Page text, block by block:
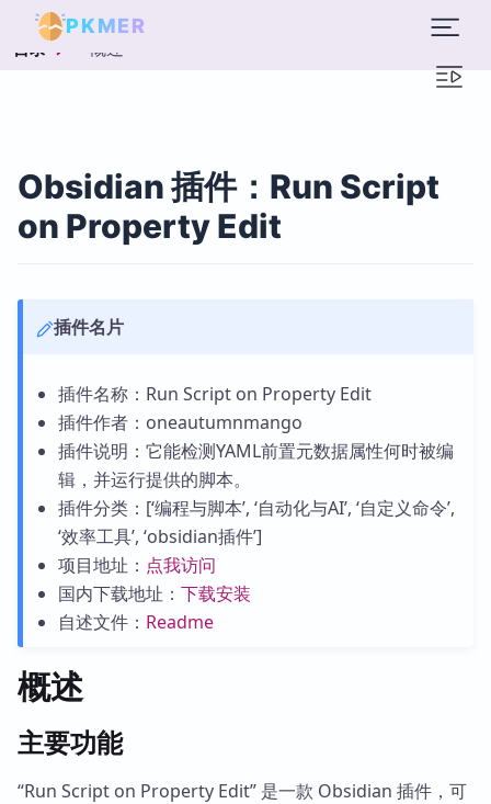
PKMER
目录 概述
Obsidian 插件：Run Script
on Property Edit
插件名片
插件名称：Run Script on Property Edit
插件作者：oneautumnmango
插件说明：它能检测YAML前置元数据属性何时被编
辑，并运行提供的脚本。
插件分类：[‘编程与脚本’, ‘自动化与AI’, ‘自定义命令’,
‘效率工具’, ‘obsidian插件’]
项目地址： 点我访问
国内下载地址： 下载安装
自述文件： Readme
概述
主要功能
“Run Script on Property Edit” 是一款 Obsidian 插件，可